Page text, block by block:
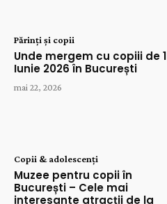
Părinți și copii
Unde mergem cu copiii de 1
Iunie 2026 în București
mai 22, 2026
Copii & adolescenți
Muzee pentru copii în
București – Cele mai
interesante atracții de la